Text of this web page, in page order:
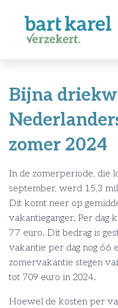
Bijna
zomer 2024
In de zomerperiode, die
september, werd 15,3
Dit komt neer op
vakantieganger. Per dag
77 euro. Dit bedrag is
vakantie per dag nog 66
zomervakantie stegen
tot 709 euro in 2024.
Hoewel de kosten per